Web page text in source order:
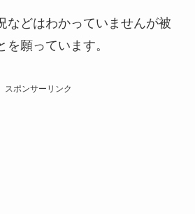
などはわかっていませんが被
願っています。
スポンサーリンク